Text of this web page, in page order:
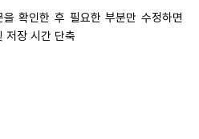
확인한 후 필요한 부분만 수정하면
저장 시간 단축